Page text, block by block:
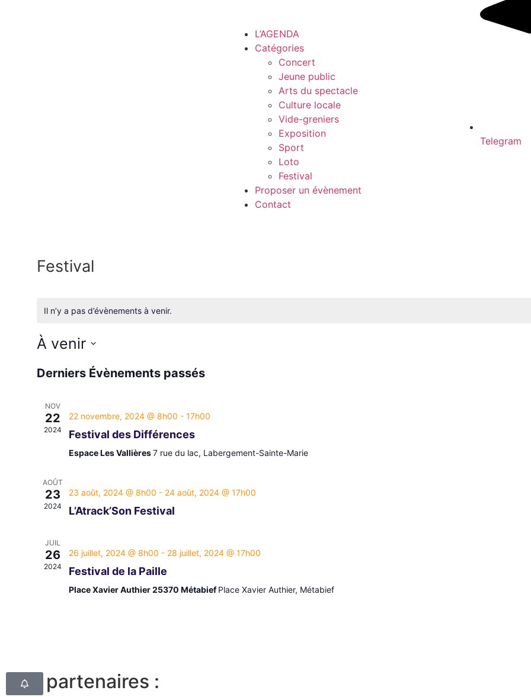
L’AGENDA
Catégories
Concert
Jeune public
Arts du spectacle
Culture locale
Vide-greniers
Exposition
Sport
Loto
Festival
Proposer un évènement
Contact
Telegram
Festival
Il n’y a pas d’évènements à venir.
À venir
une
date.
Derniers Évènements passés
NOV
22
2024
22 novembre, 2024 @ 8h00 - 17h00
Festival des Différences
Espace Les Vallières7 rue du lac, Labergement-Sainte-Marie
AOÛT
23
2024
23 août, 2024 @ 8h00 - 24 août, 2024 @ 17h00
L’Atrack’Son Festival
JUIL
26
2024
26 juillet, 2024 @ 8h00 - 28 juillet, 2024 @ 17h00
Festival de la Paille
Place Xavier Authier 25370 MétabiefPlace Xavier Authier, Métabief
Nos partenaires :